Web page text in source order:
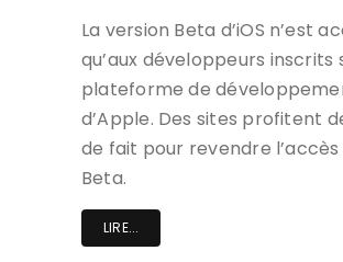
La version Beta d’iOS n’est
qu’aux développeurs inscrits
plateforme de
d’Apple. Des sites profitent
de fait pour revendre l’accès
Beta.
LIRE...